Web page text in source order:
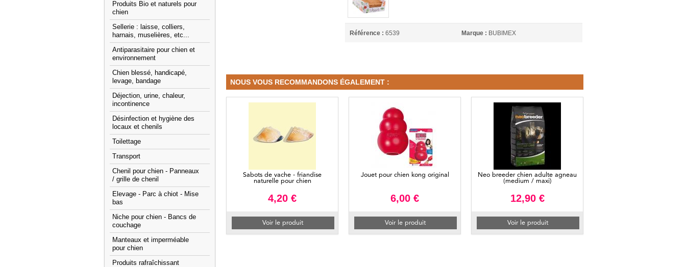
Produits Bio et naturels pour
chien
Sellerie : laisse, colliers,
harnais, muselières, etc...
Antiparasitaire pour chien et
environnement
Chien blessé, handicapé,
levage, bandage
Déjection, urine, chaleur,
incontinence
Désinfection et hygiène des
locaux et chenils
Toilettage
Transport
Chenil pour chien - Panneaux
/ grille de chenil
Elevage - Parc à chiot - Mise
bas
Niche pour chien - Bancs de
couchage
Manteaux et imperméable
pour chien
Produits rafraîchissant
Référence : 6539 Marque : BUBIMEX
NOUS VOUS RECOMMANDONS ÉGALEMENT :
Sabots de vache - friandise
naturelle pour chien
4,20 €
Voir le produit
Jouet pour chien kong original
6,00 €
Voir le produit
Neo breeder chien adulte agneau
(medium / maxi)
12,90 €
Voir le produit